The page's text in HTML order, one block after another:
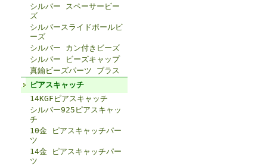
シルバー スペーサービー
ズ
シルバースライドボールビ
ーズ
シルバー カン付きビーズ
シルバー ビーズキャップ
真鍮ビーズパーツ ブラス
ピアスキャッチ
14KGFピアスキャッチ
シルバー925ピアスキャッ
チ
10金 ピアスキャッチパー
ツ
14金 ピアスキャッチパー
ツ